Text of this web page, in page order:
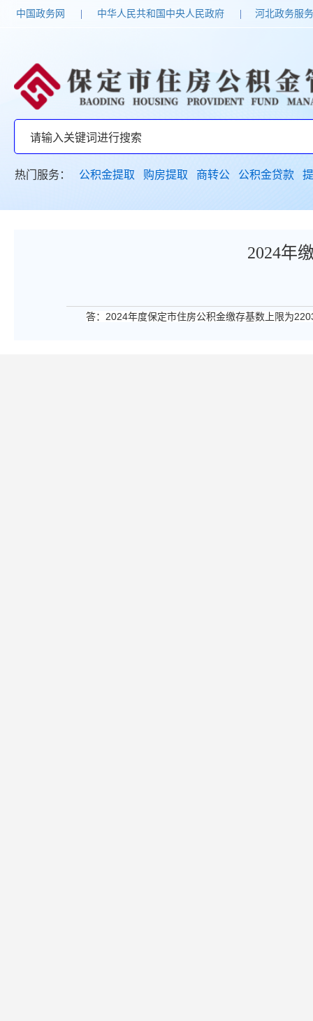
中国政务网 中华人民共和国中央人民政府 河北政务服
热门服务： 公积金提取 购房提取 商转公 公积金贷款
2024年
答：2024年度保定市住房公积金缴存基数上限为